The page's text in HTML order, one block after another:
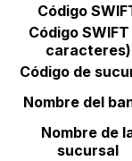
Código
Código
caracteres)
Código de
Nombre del
Nombre de
sucursal